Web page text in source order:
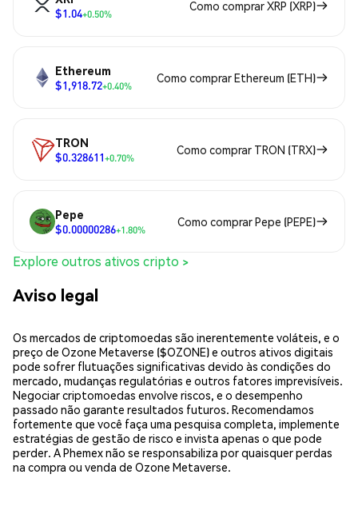
$1.04+0.50%
Como comprar XRP (XRP)
Ethereum
$1,918.72+0.40%
Como comprar Ethereum (ETH)
TRON
$0.328611+0.70%
Como comprar TRON (TRX)
Pepe
$0.00000286+1.80%
Como comprar Pepe (PEPE)
Explore outros ativos cripto >
Aviso legal
Os mercados de criptomoedas são inerentemente voláteis, e o
preço de Ozone Metaverse ($OZONE) e outros ativos digitais
pode sofrer flutuações significativas devido às condições do
mercado, mudanças regulatórias e outros fatores imprevisíveis.
Negociar criptomoedas envolve riscos, e o desempenho
passado não garante resultados futuros. Recomendamos
fortemente que você faça uma pesquisa completa, implemente
estratégias de gestão de risco e invista apenas o que pode
perder. A Phemex não se responsabiliza por quaisquer perdas
na compra ou venda de Ozone Metaverse.